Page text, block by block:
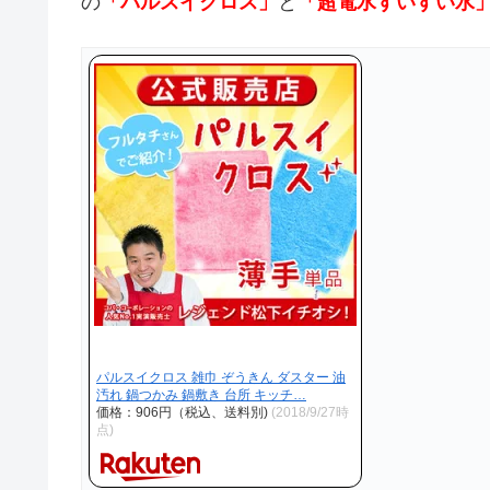
パルスイクロス 雑巾 ぞうきん ダスター 油
汚れ 鍋つかみ 鍋敷き 台所 キッチ…
価格：906円（税込、送料別) (2018/9/27時
点)